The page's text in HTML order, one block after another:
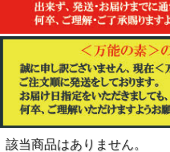
該当商品はありません。